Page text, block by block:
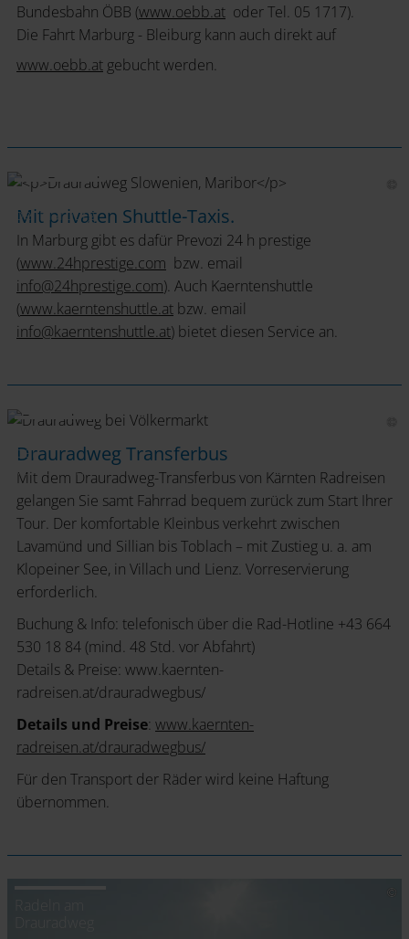
Bundesbahn ÖBB (www.oebb.at oder Tel. 05 1717).
Die Fahrt Marburg - Bleiburg kann auch direkt auf
www.oebb.at gebucht werden.
Drauradweg
bei Marburg
Mit privaten Shuttle-Taxis.
In Marburg gibt es dafür Prevozi 24 h prestige
(www.24hprestige.com bzw. email
info@24hprestige.com). Auch Kaerntenshuttle
(www.kaerntenshuttle.at bzw. email
info@kaerntenshuttle.at) bietet diesen Service an.
bei
Völkermarkt
Drauradweg Transferbus
Mit dem Drauradweg-Transferbus von Kärnten Radreisen
gelangen Sie samt Fahrrad bequem zurück zum Start Ihrer
Tour. Der komfortable Kleinbus verkehrt zwischen
Lavamünd und Sillian bis Toblach – mit Zustieg u. a. am
Klopeiner See, in Villach und Lienz. Vorreservierung
erforderlich.
Buchung & Info: telefonisch über die Rad-Hotline +43 664
530 18 84 (mind. 48 Std. vor Abfahrt)
Details & Preise: www.kaernten-
radreisen.at/drauradwegbus/
Details und Preise: www.kaernten-
radreisen.at/drauradwegbus/
Für den Transport der Räder wird keine Haftung
übernommen.